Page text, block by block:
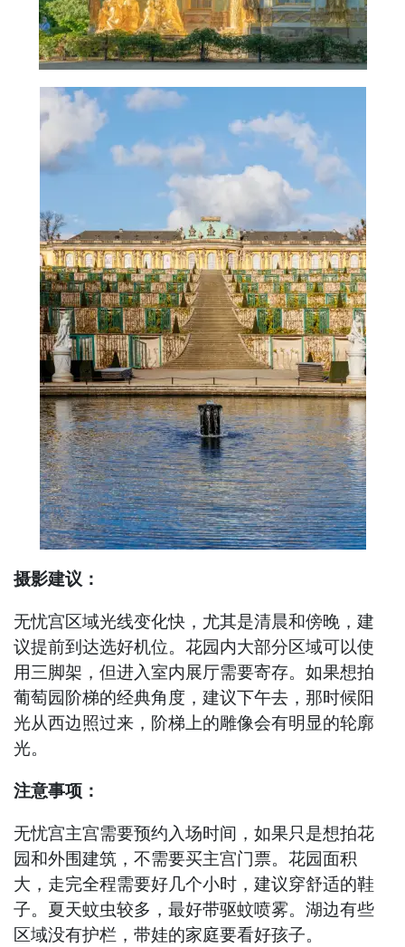
摄影建议：
无忧宫区域光线变化快，尤其是清晨和傍晚，建
议提前到达选好机位。花园内大部分区域可以使
用三脚架，但进入室内展厅需要寄存。如果想拍
葡萄园阶梯的经典角度，建议下午去，那时候阳
光从西边照过来，阶梯上的雕像会有明显的轮廓
光。
注意事项：
无忧宫主宫需要预约入场时间，如果只是想拍花
园和外围建筑，不需要买主宫门票。花园面积
大，走完全程需要好几个小时，建议穿舒适的鞋
子。夏天蚊虫较多，最好带驱蚊喷雾。湖边有些
区域没有护栏，带娃的家庭要看好孩子。